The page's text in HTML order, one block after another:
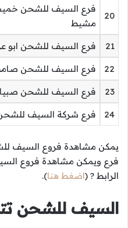
20
فرع السيف للشحن
مشيط
21 فرع السيف للشحن ابو
22 فرع السيف للشحن
23 فرع السيف للشحن صبيا
24 فرع شركة السيف
فرع ويمكن مشاهدة فروع
الرابط ? (اضغط هنا).
السيف للشحن